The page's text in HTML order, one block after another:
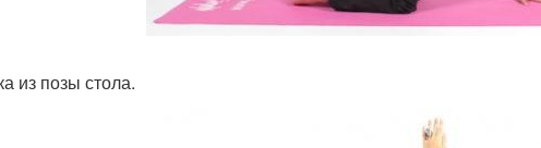
из позы стола.